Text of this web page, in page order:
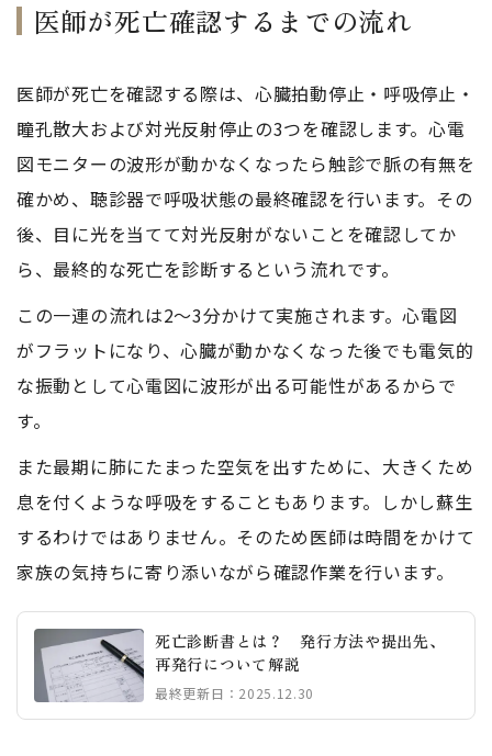
医師が死亡確認するまでの流れ
医師が死亡を確認する際は、心臓拍動停止・呼吸停止・
瞳孔散大および対光反射停止の3つを確認します。心電
図モニターの波形が動かなくなったら触診で脈の有無を
確かめ、聴診器で呼吸状態の最終確認を行います。その
後、目に光を当てて対光反射がないことを確認してか
ら、最終的な死亡を診断するという流れです。
この一連の流れは2〜3分かけて実施されます。心電図
がフラットになり、心臓が動かなくなった後でも電気的
な振動として心電図に波形が出る可能性があるからで
す。
また最期に肺にたまった空気を出すために、大きくため
息を付くような呼吸をすることもあります。しかし蘇生
するわけではありません。そのため医師は時間をかけて
家族の気持ちに寄り添いながら確認作業を行います。
死亡診断書とは？ 発行方法や提出先、
再発行について解説
最終更新日：2025.12.30